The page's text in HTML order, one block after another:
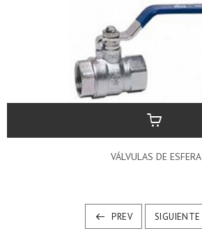
VÁLVULAS DE ESFERA
PREV SIGUIENTE